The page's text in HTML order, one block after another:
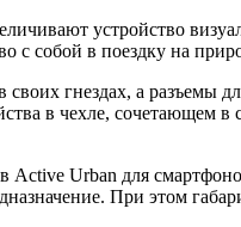
устройство
с собой в поездку на
гнездах, а разъемы
в чехле, сочетающем в
Active Urban для
При этом